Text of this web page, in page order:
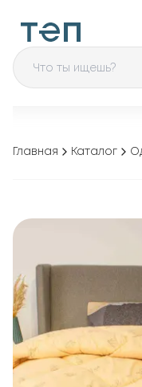
Главная Каталог